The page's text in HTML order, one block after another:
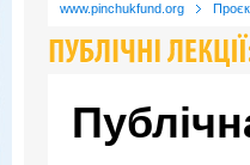
www.pinchukfund.org